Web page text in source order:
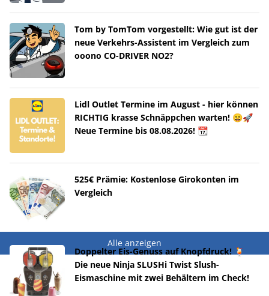
Tom by TomTom vorgestellt: Wie gut ist der
neue Verkehrs-Assistent im Vergleich zum
ooono CO-DRIVER NO2?
Lidl Outlet Termine im August - hier können
RICHTIG krasse Schnäppchen warten! 😀🚀
Neue Termine bis 08.08.2026! 📆
525€ Prämie: Kostenlose Girokonten im
Vergleich
Alle anzeigen
Doppelter Eis-Genuss auf Knopfdruck! 🍹
Die neue Ninja SLUSHi Twist Slush-
Eismaschine mit zwei Behältern im Check!